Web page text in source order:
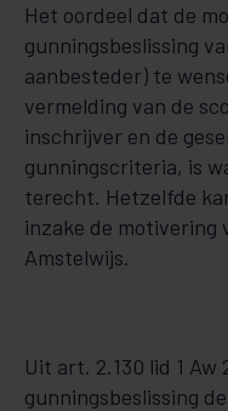
Het oordeel dat de
gunningsbeslissing
aanbesteder) te
vermelding van de
inschrijver en de
gunningscriteria, is
terecht. Hetzelfde
inzake de motivering
Amstelwijs.
Uit art. 2.130 lid 1 Aw
gunningsbeslissing